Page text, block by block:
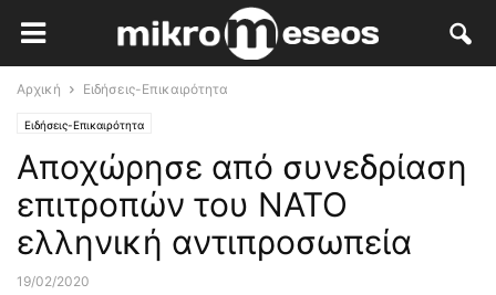
Αρχική Ειδήσεις-Επικαιρότητα
Ειδήσεις-Επικαιρότητα
Αποχώρησε από συνεδρίαση
επιτροπών του ΝΑΤΟ
ελληνική αντιπροσωπεία
19/02/2020